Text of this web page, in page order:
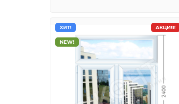
АКЦИЯ!
ХИТ!
NEW!